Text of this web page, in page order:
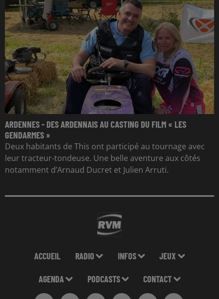
ARDENNES - DES ARDENNAIS AU CASTING DU FILM « LES
GENDARMES »
Deux habitants de This ont participé au tournage avec
leur tracteur-tondeuse. Une belle aventure aux côtés
notamment d’Arnaud Ducret et Julien Arruti.
ACCUEIL RADIO INFOS JEUX
AGENDA PODCASTS CONTACT